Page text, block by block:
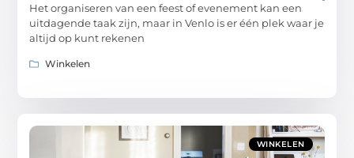
Het organiseren van een feest of evenement kan een
uitdagende taak zijn, maar in Venlo is er één plek waar je
altijd op kunt rekenen
Winkelen
WINKELEN